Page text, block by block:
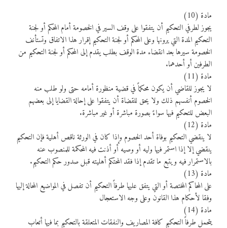
مادة (10)
يجوز لطرفي التحكيم أن يتفقوا على وقف السير في الخصومة أمام المحكم أو لجنة
التحكيم المدة التي يرونها وعلى المحكم أو لجنة التحكيم إقرار هذا الاتفاق وتستأنف
الخصومة سيرها بعد انقضاء مدة الوقف بطلب يقدم إلى المحكم أو لجنة التحكيم من
الطرفين أو أحدهما.
مادة (11)
لا يجوز للقاضي أن يكون محكماً في قضية منظورة أمامه حتى ولو طلب منه
الخصوم أنفسهم ذلك ولا يحق للقضاة أن يتفقوا على إحالة القضايا إلى بعضهم
البعض للتحكيم فيها سواءً بصورة مباشرة أو غير مباشرة.
مادة (12)
لا ينقضي التحكيم بوفاة أحد الخصوم وإذا كان في الورثة ناقص أهلية فإن التحكيم
ينقضي إلا إذا استمر فيها وليه أو وصيه أو أذنت فيه المحكمة للمنصوب عنه
بالاستمرار فيه ويتبع ما تقدم إذا فقد المحتكم أهليته قبل صدور حكم التحكيم.
مادة (13)
على المحاكم المختصة أو التي يتفق عليها طرفاً التحكيم أن تفصل في المواضيع المحالة إليها
وفقا لأحكام هذا القانون وعلى وجه الاستعجال
مادة (14)
يتحمل طرفاً التحكيم كافة المصاريف والنفقات المتعلقة بالتحكيم بما فيها أتعاب